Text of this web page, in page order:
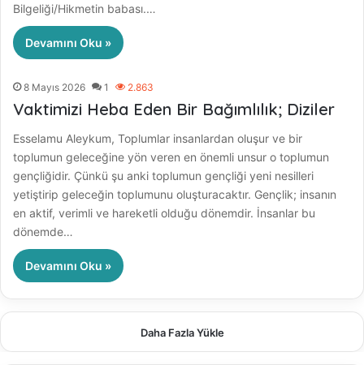
Bilgeliği/Hikmetin babası.…
Devamını Oku »
8 Mayıs 2026 1 2.863
Vaktimizi Heba Eden Bir Bağımlılık; Diziler
Esselamu Aleykum, Toplumlar insanlardan oluşur ve bir
toplumun geleceğine yön veren en önemli unsur o toplumun
gençliğidir. Çünkü şu anki toplumun gençliği yeni nesilleri
yetiştirip geleceğin toplumunu oluşturacaktır. Gençlik; insanın
en aktif, verimli ve hareketli olduğu dönemdir. İnsanlar bu
dönemde…
Devamını Oku »
Daha Fazla Yükle